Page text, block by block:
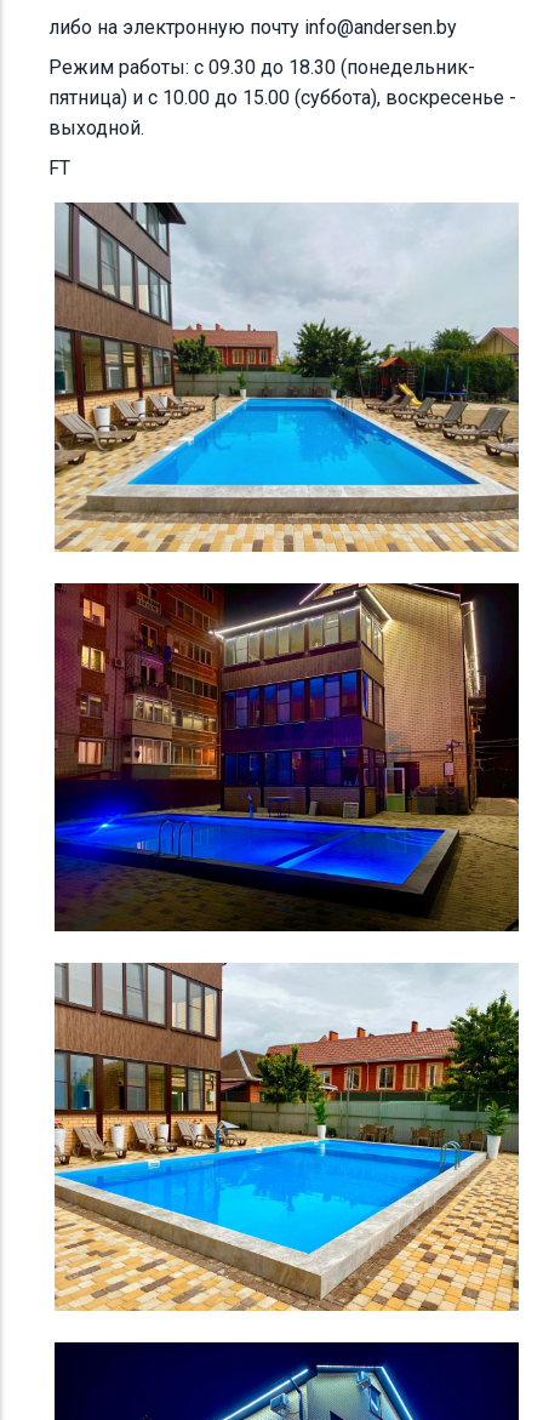
либо на электронную почту info@andersen.by
Режим работы: с 09.30 до 18.30 (понедельник-
пятница) и с 10.00 до 15.00 (суббота), воскресенье -
выходной.
FT